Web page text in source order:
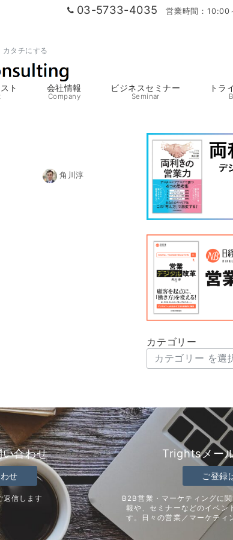
03-5733-4035 営業時間：10:00
カタチにする
ト 会社情報
Company
ビジネスセミナー
Seminar
トラ
角川淳
カテゴリー
合わせ
せ
返信します
Trightsメー
ご登録
B2B営業・マーケティングに
報や、セミナーなどのイベン
す。日々の営業／マーケティ